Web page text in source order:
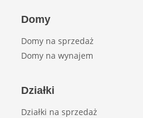
Domy
Domy na sprzedaż
Domy na wynajem
Działki
Działki na sprzedaż